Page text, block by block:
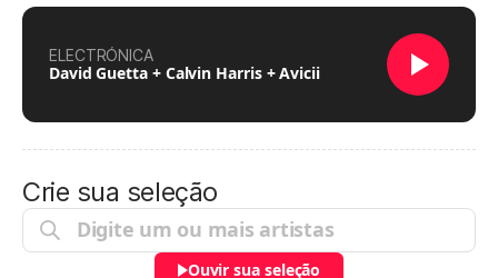
ELECTRÓNICA
David Guetta + Calvin Harris + Avicii
Crie sua seleção
Ouvir sua seleção